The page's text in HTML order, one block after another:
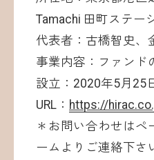
Tamachi 田町ステー
代表者：古橋智史、
事業内容：ファンド
設立：2020年5月25
URL： https://
＊お問い合わせはペ
ームよりご連絡下さ